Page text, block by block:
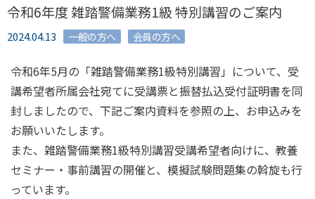
令和6年度 雑踏警備業務1級 特別講習のご案内
2024.04.13 一般の方へ 会員の方へ
令和6年5月の「雑踏警備業務1級特別講習」について、受
講希望者所属会社宛てに受講票と振替払込受付証明書を同
封しましたので、下記ご案内資料を参照の上、お申込みを
お願いいたします。
また、雑踏警備業務1級特別講習受講希望者向けに、教養
セミナー・事前講習の開催と、模擬試験問題集の斡旋も行
っています。